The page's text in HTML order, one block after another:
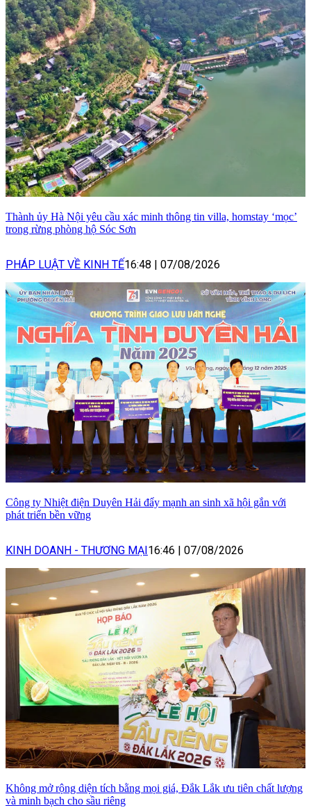
Thành ủy Hà Nội yêu cầu xác minh thông tin villa, homstay ‘mọc’
trong rừng phòng hộ Sóc Sơn
PHÁP LUẬT VỀ KINH TẾ16:48 | 07/08/2026
Công ty Nhiệt điện Duyên Hải đẩy mạnh an sinh xã hội gắn với
phát triển bền vững
KINH DOANH - THƯƠNG MẠI16:46 | 07/08/2026
Không mở rộng diện tích bằng mọi giá, Đắk Lắk ưu tiên chất lượng
và minh bạch cho sầu riêng